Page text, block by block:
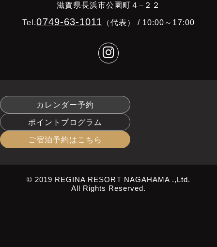
滋賀県長浜市公園町４−２２
Tel.0749-63-1011 （代表） / 10:00～17:00
カレンダー予約
ポイントプログラム
ご宿泊予約はこちら
© 2019 REGINA RESORT NAGAHAMA .,Ltd.
All Rights Reserved.